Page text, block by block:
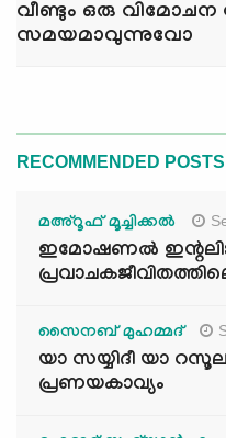
വീണ്ടും ഒരു
സമയമാവുന്നുവോ
RECOMMENDED POSTS
മഅ്റൂഫ് മൂച്ചിക്കല്‍
ഇമോഷണൽ
സൈനബ് മുഹമ്മദ്
യാ സയ്യിദീ യാ
പ്രണയകാവ്യം